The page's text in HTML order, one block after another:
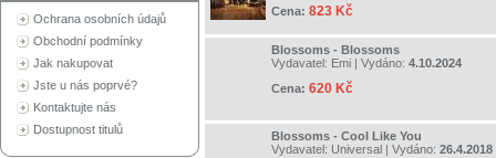
Ochrana osobních údajů
Obchodní podmínky
Jak nakupovat
Jste u nás poprvé?
Kontaktujte nás
Dostupnost titulů
Cena: 823 Kč
Blossoms - Blossoms
Vydavatel: Emi | Vydáno: 4.10.2024
Cena: 620 Kč
Blossoms - Cool Like You
Vydavatel: Universal | Vydáno: 26.4.2018